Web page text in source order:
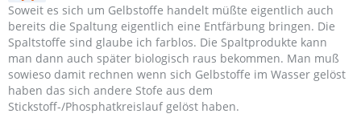
Soweit es sich um Gelbstoffe handelt müßte eigentlich auch
bereits die Spaltung eigentlich eine Entfärbung bringen. Die
Spaltstoffe sind glaube ich farblos. Die Spaltprodukte kann
man dann auch später biologisch raus bekommen. Man muß
sowieso damit rechnen wenn sich Gelbstoffe im Wasser gelöst
haben das sich andere Stofe aus dem
Stickstoff-/Phosphatkreislauf gelöst haben.